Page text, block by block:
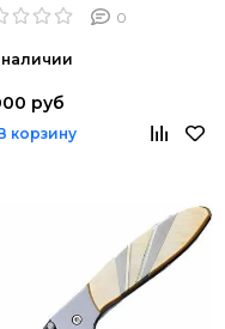
8Cr13MoV, рукоять
0
руб
корзину